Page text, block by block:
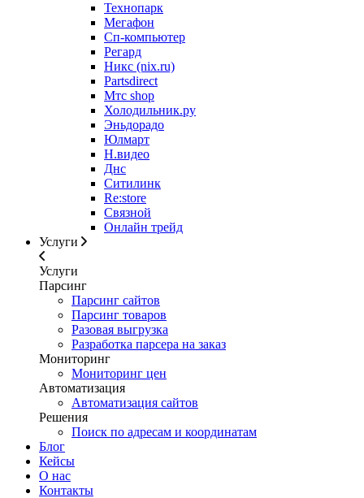
Технопарк
Мегафон
Сп-компьютер
Регард
Никс (nix.ru)
Partsdirect
Мтс shop
Холодильник.ру
Эньдорадо
Юлмарт
Н.видео
Днс
Ситилинк
Re:store
Связной
Онлайн трейд
Услуги
Услуги
Парсинг
Парсинг сайтов
Парсинг товаров
Разовая выгрузка
Разработка парсера на заказ
Мониторинг
Мониторинг цен
Автоматизация
Автоматизация сайтов
Решения
Поиск по адресам и координатам
Блог
Кейсы
О нас
Контакты